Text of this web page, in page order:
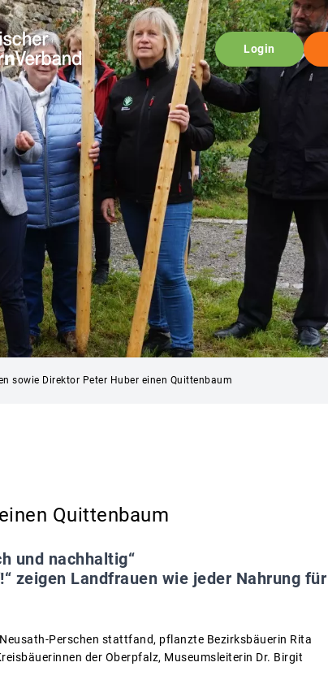
Login
sowie Direktor Peter Huber einen Quittenbaum
Quittenbaum
und nachhaltig“
zeigen Landfrauen wie jeder Nahrung für
Perschen stattfand, pflanzte Bezirksbäuerin Rita
der Oberpfalz, Museumsleiterin Dr. Birgit